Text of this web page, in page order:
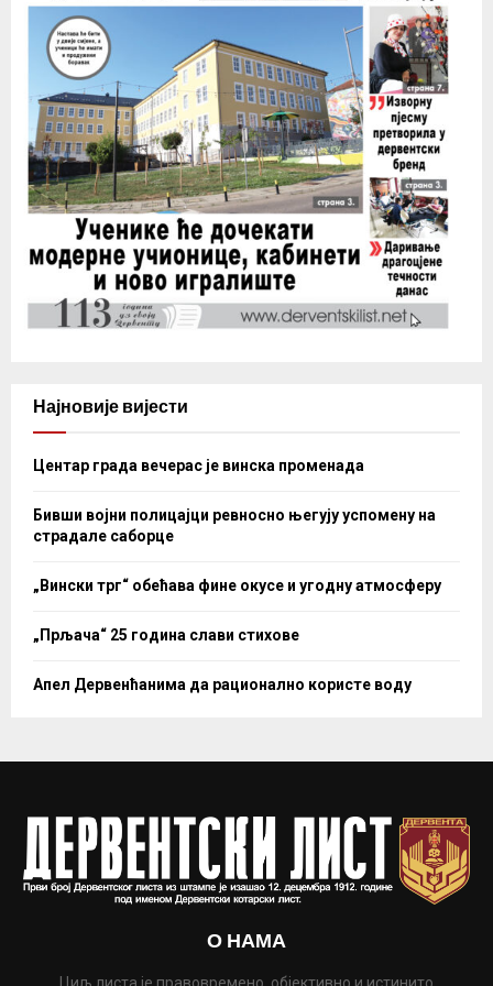
Најновије вијести
Центар града вечерас је винска променада
Бивши војни полицајци ревносно његују успомену на
страдале саборце
„Вински трг“ обећава фине окусе и угодну атмосферу
„Прљача“ 25 година слави стихове
Апел Дервенћанима да рационално користе воду
О НАМА